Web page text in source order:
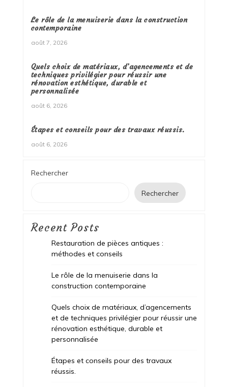
Le rôle de la menuiserie dans la construction
contemporaine
août 7, 2026
Quels choix de matériaux, d’agencements et de
techniques privilégier pour réussir une
rénovation esthétique, durable et
personnalisée
août 6, 2026
Étapes et conseils pour des travaux réussis.
août 6, 2026
Rechercher
Rechercher
Recent Posts
Restauration de pièces antiques :
méthodes et conseils
Le rôle de la menuiserie dans la
construction contemporaine
Quels choix de matériaux, d’agencements
et de techniques privilégier pour réussir une
rénovation esthétique, durable et
personnalisée
Étapes et conseils pour des travaux
réussis.